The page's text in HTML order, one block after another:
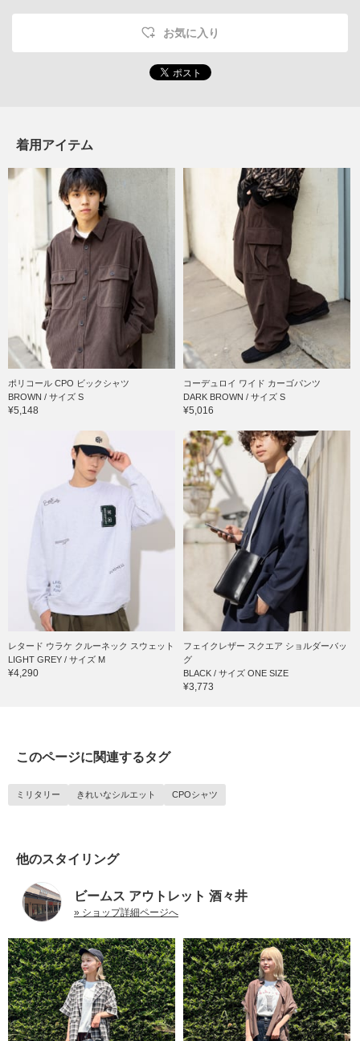
お気に入り
着用アイテム
ポリコール CPO ビックシャツ
BROWN / サイズ S
¥5,148
コーデュロイ ワイド カーゴパンツ
DARK BROWN / サイズ S
¥5,016
レタード ウラケ クルーネック スウェット
LIGHT GREY / サイズ M
¥4,290
フェイクレザー スクエア ショルダーバッ
グ
BLACK / サイズ ONE SIZE
¥3,773
このページに関連するタグ
ミリタリー きれいなシルエット CPOシャツ
他のスタイリング
ビームス アウトレット 酒々井
» ショップ詳細ページへ